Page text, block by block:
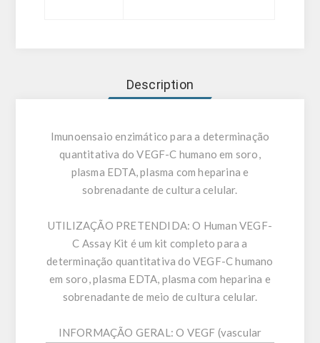
Description
Imunoensaio enzimático para a determinação
quantitativa do VEGF-C humano em soro,
plasma EDTA, plasma com heparina e
sobrenadante de cultura celular.
UTILIZAÇÃO PRETENDIDA: O Human VEGF-
C Assay Kit é um kit completo para a
determinação quantitativa do VEGF-C humano
em soro, plasma EDTA, plasma com heparina e
sobrenadante de meio de cultura celular.
INFORMAÇÃO GERAL: O VEGF (vascular